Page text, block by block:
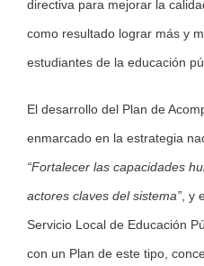
directiva para mejorar la
como resultado lograr más y
estudiantes de la educación
El desarrollo del Plan de
enmarcado en la estrategia
“Fortalecer las capacidades
actores claves del sistema” , y
Servicio Local de Educación
con un Plan de este tipo,